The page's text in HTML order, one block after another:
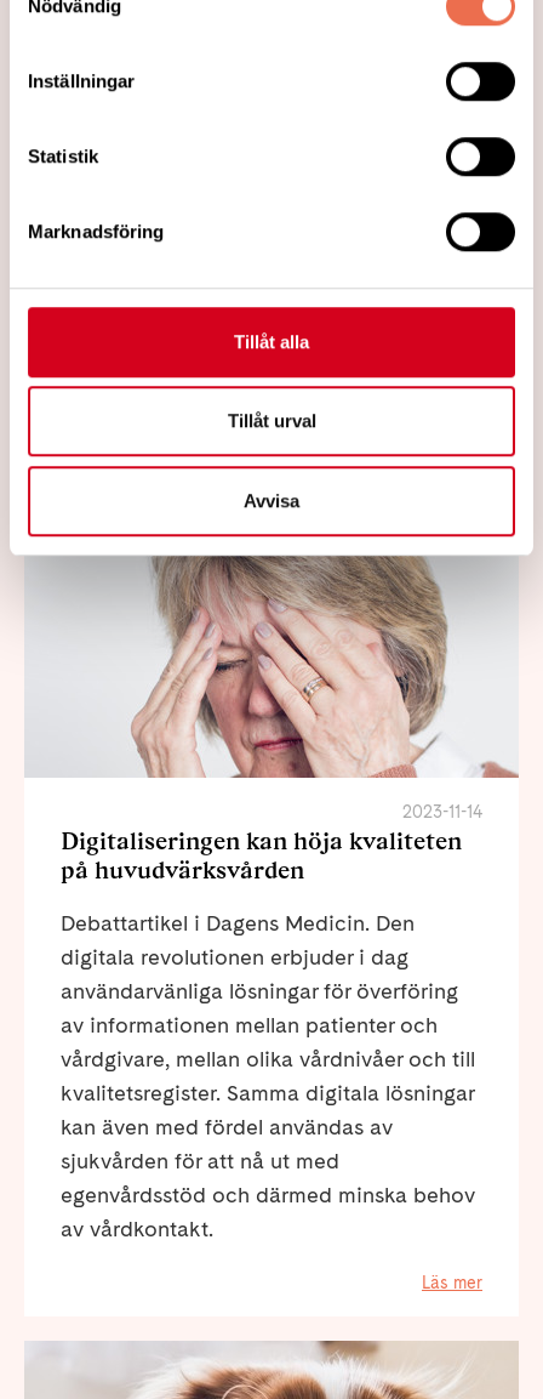
Nödvändig
Inställningar
Statistik
Marknadsföring
Tillåt alla
Tillåt urval
Avvisa
2023-11-23
Forskaren som får tackbrev av
Lars Edvinsson har forskat om migrän i
nästan fyrtio år. Han har fått tackbrev från
förvandlade genom den medicin som han
ligger bakom.
2023-11-14
Digitaliseringen kan höja kvaliteten
på huvudvärksvården
Debattartikel i Dagens Medicin. Den
digitala revolutionen erbjuder i dag
användarvänliga lösningar för överföring
av informationen mellan patienter och
vårdgivare, mellan olika vårdnivåer och till
kvalitetsregister. Samma digitala lösningar
kan även med fördel användas av
sjukvården för att nå ut med
egenvårdsstöd och därmed minska behov
av vårdkontakt.
Läs mer